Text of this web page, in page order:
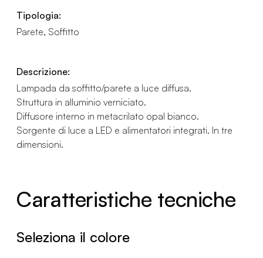
Tipologia:
Parete, Soffitto
Descrizione:
Lampada da soffitto/parete a luce diffusa.
Struttura in alluminio verniciato.
Diffusore interno in metacrilato opal bianco.
Sorgente di luce a LED e alimentatori integrati. In tre
dimensioni.
Caratteristiche tecniche
Seleziona il colore